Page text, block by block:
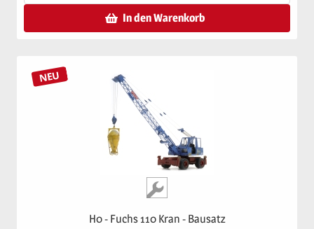
In den Warenkorb
NEU
H0 - Fuchs 110 Kran - Bausatz